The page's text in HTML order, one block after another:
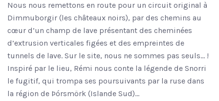
Nous nous remettons en route pour un circuit original à
Dimmuborgir (les châteaux noirs), par des chemins au
cœur d’un champ de lave présentant des cheminées
d’extrusion verticales figées et des empreintes de
tunnels de lave. Sur le site, nous ne sommes pas seuls… !
Inspiré par le lieu, Rémi nous conte la légende de Snorri
le fugitif, qui trompa ses poursuivants par la ruse dans
la région de Þórsmörk (Islande Sud)…